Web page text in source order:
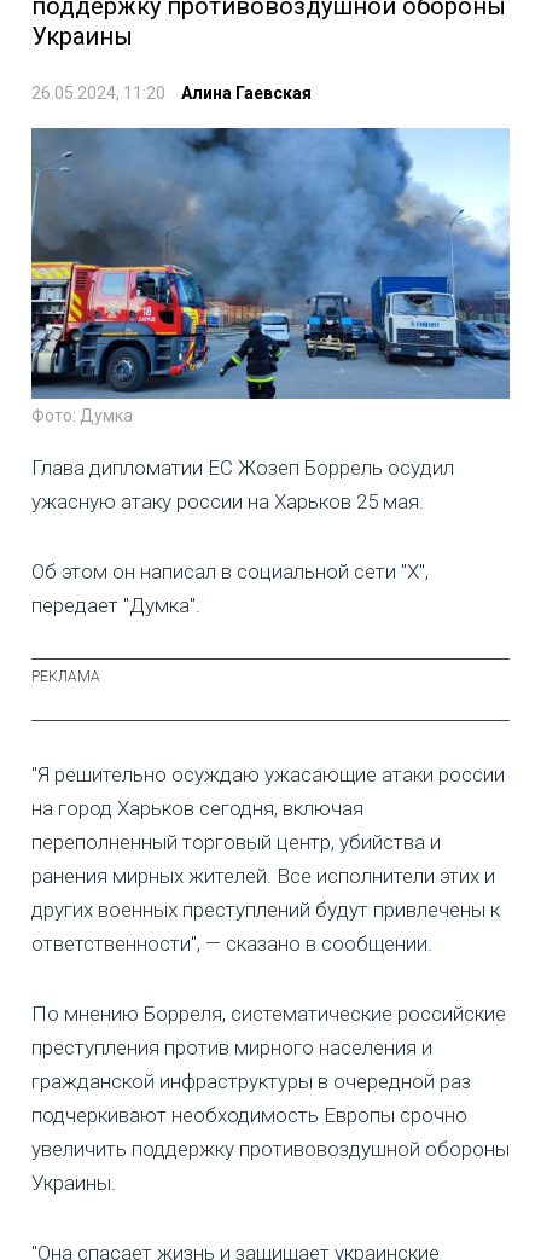
Украины
26.05.2024, 11:20 Алина Гаевская
Фото: Думка
Глава дипломатии ЕС Жозеп Боррель осудил
ужасную атаку россии на Харьков 25 мая.
Об этом он написал в социальной сети "Х",
передает "Думка".
"Я решительно осуждаю ужасающие атаки россии
на город Харьков сегодня, включая
переполненный торговый центр, убийства и
ранения мирных жителей. Все исполнители этих и
других военных преступлений будут привлечены к
ответственности", — сказано в сообщении.
По мнению Борреля, систематические российские
преступления против мирного населения и
гражданской инфраструктуры в очередной раз
подчеркивают необходимость Европы срочно
увеличить поддержку противовоздушной обороны
Украины.
"Она спасает жизнь и защищает украинские